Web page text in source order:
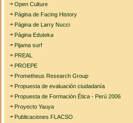
Open Culture
Página de Facing History
Página de Larry Nucci
Página Eduteka
Pijama surf
PREAL
PROEPE
Prometheus Research Group
Propuesta de evaluación ciudadanía
Propuesta de Formación Ética - Perú 2006
Proyecto Yauya
Publicaciones FLACSO